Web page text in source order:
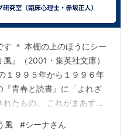
す ＊ 本棚の上のほうにシー
』（2001・集英社文庫）
１９９５年から１９９６年
青春と読書』に「よれざ
たもの。 これがまあすご
ナさんの映画『白い馬』
風 #シーナさん